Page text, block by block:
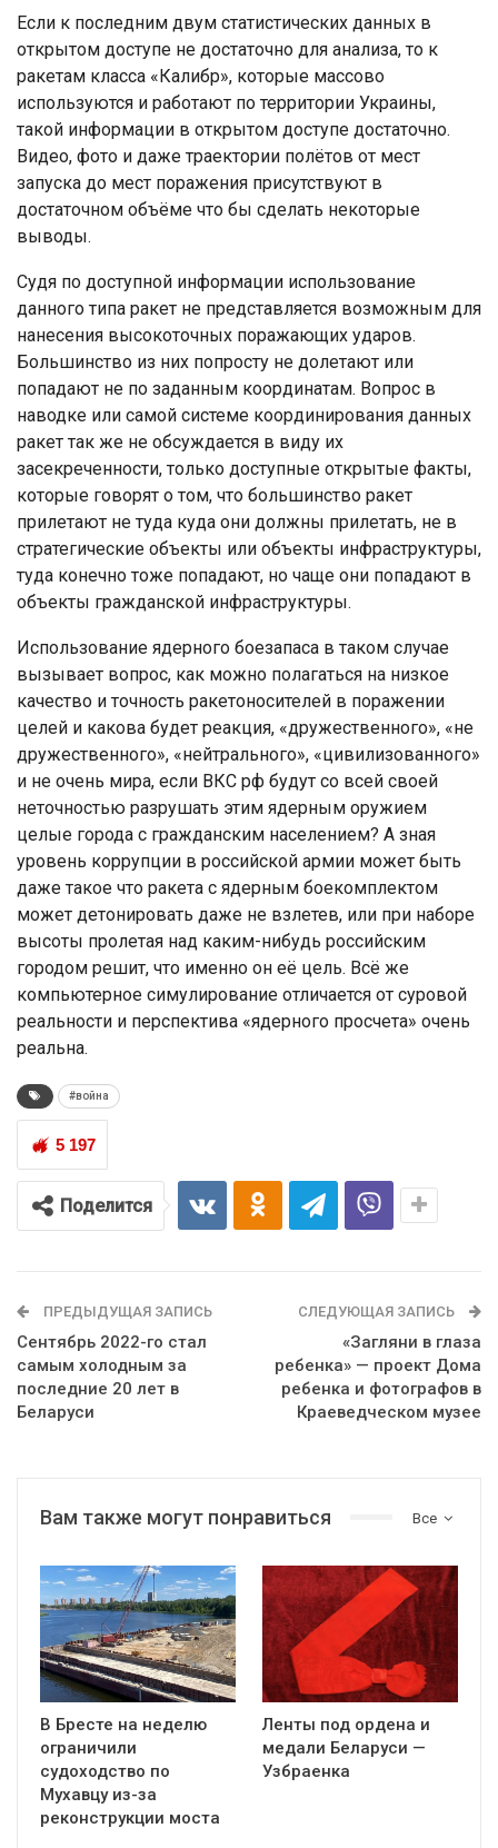
Если к последним двум статистических данных в
открытом доступе не достаточно для анализа, то к
ракетам класса «Калибр», которые массово
используются и работают по территории Украины,
такой информации в открытом доступе достаточно.
Видео, фото и даже траектории полётов от мест
запуска до мест поражения присутствуют в
достаточном объёме что бы сделать некоторые
выводы.
Судя по доступной информации использование
данного типа ракет не представляется возможным для
нанесения высокоточных поражающих ударов.
Большинство из них попросту не долетают или
попадают не по заданным координатам. Вопрос в
наводке или самой системе координирования данных
ракет так же не обсуждается в виду их
засекреченности, только доступные открытые факты,
которые говорят о том, что большинство ракет
прилетают не туда куда они должны прилетать, не в
стратегические объекты или объекты инфраструктуры,
туда конечно тоже попадают, но чаще они попадают в
объекты гражданской инфраструктуры.
Использование ядерного боезапаса в таком случае
вызывает вопрос, как можно полагаться на низкое
качество и точность ракетоносителей в поражении
целей и какова будет реакция, «дружественного», «не
дружественного», «нейтрального», «цивилизованного»
и не очень мира, если ВКС рф будут со всей своей
неточностью разрушать этим ядерным оружием
целые города с гражданским населением? А зная
уровень коррупции в российской армии может быть
даже такое что ракета с ядерным боекомплектом
может детонировать даже не взлетев, или при наборе
высоты пролетая над каким-нибудь российским
городом решит, что именно он её цель. Всё же
компьютерное симулирование отличается от суровой
реальности и перспектива «ядерного просчета» очень
реальна.
#война
5 197
Поделится
ПРЕДЫДУЩАЯ ЗАПИСЬ
Сентябрь 2022-го стал
самым холодным за
последние 20 лет в
Беларуси
СЛЕДУЮЩАЯ ЗАПИСЬ
«Загляни в глаза
ребенка» — проект Дома
ребенка и фотографов в
Краеведческом музее
Все
Вам также могут понравиться
В Бресте на неделю
ограничили
судоходство по
Мухавцу из-за
реконструкции моста
Ленты под ордена и
медали Беларуси —
Узбраенка